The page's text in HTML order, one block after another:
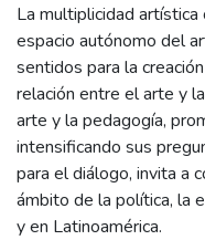
La multiplicidad
espacio autónomo del
sentidos para la
relación entre el arte y
arte y la pedagogía,
intensificando sus
para el diálogo, invita a
ámbito de la política, la
y en Latinoamérica.